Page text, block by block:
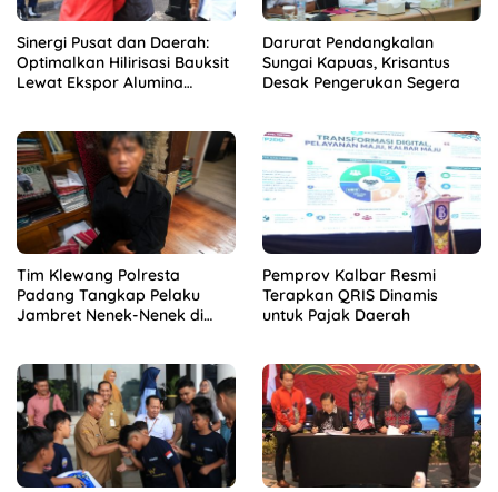
Sinergi Pusat dan Daerah:
Optimalkan Hilirisasi Bauksit
Lewat Ekspor Alumina
Darurat Pendangkalan
Sungai Kapuas, Krisantus
Desak Pengerukan Segera
Tim Klewang Polresta
Padang Tangkap Pelaku
Jambret Nenek-Nenek di
Pemprov Kalbar Resmi
Terapkan QRIS Dinamis
untuk Pajak Daerah